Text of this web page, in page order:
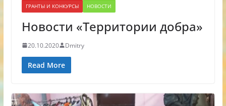
ГРАНТЫ И КОНКУРСЫ НОВОСТИ
Новости «Территории добра»
20.10.2020 Dmitry
Read More